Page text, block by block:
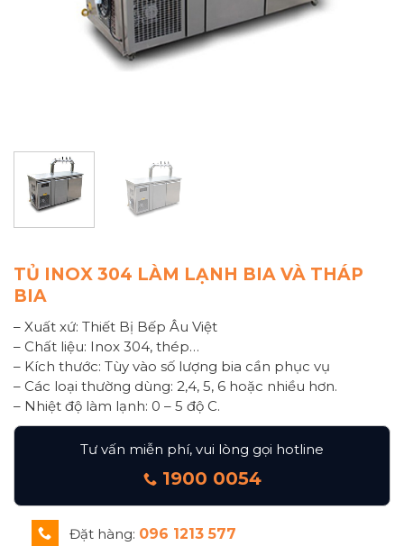
TỦ INOX 304 LÀM LẠNH BIA VÀ THÁP
BIA
– Xuất xứ: Thiết Bị Bếp Âu Việt
– Chất liệu: Inox 304, thép…
– Kích thước: Tùy vào số lượng bia cần phục vụ
– Các loại thường dùng: 2,4, 5, 6 hoặc nhiều hơn.
– Nhiệt độ làm lạnh: 0 – 5 độ C.
Tư vấn miễn phí, vui lòng gọi hotline
1900 0054
Đặt hàng: 096 1213 577